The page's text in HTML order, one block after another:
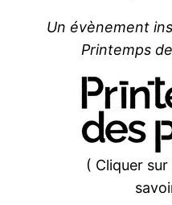
Un évènement
Printemps
( Cliquer sur